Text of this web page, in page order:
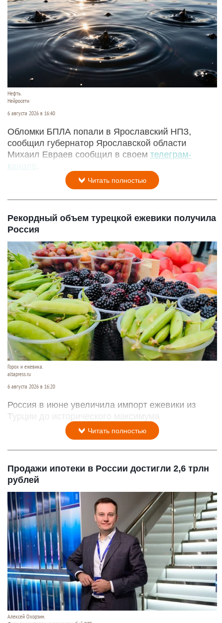
Глава Барнаула Вячеслав Франк 6 августа
провел выездное совещание на ул. Парфенова.
Читать полностью
Обломки БПЛА попали в резервуары НПЗ в
Ярославле
Нефть.
Нейросети
Обломки БПЛА попали в Ярославский НПЗ,
сообщил губернатор Ярославской области
Михаил Евраев сообщил в своемтелеграм-
канале.
Читать полностью
Рекордный объем турецкой ежевики получила
Россия
Горох и ежевика.
altapress.ru
6 августа 2026 в 16:20
Россия в июне увеличила импорт ежевики из
Турции до исторического максимума
Читать полностью
Продажи ипотеки в России достигли 2,6 трлн
рублей